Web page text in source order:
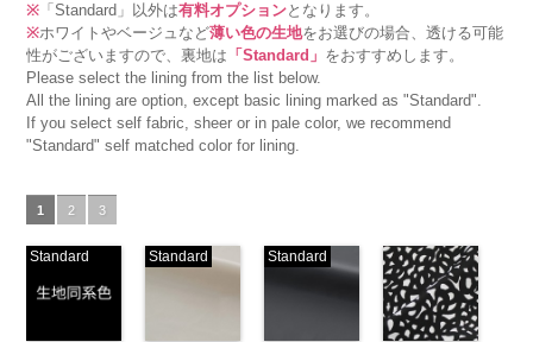
※ 「Standard」以外は有料オプションとなります。
※ホワイトやベージュなど薄い色の生地をお選びの場合、透ける可能
性がございますので、裏地は 「Standard」 をおすすめします。
Please select the lining from the list below.
All the lining are option, except basic lining marked as "Standard".
If you select self fabric, sheer or in pale color, we recommend
"Standard" self matched color for lining.
1 2 3
Standard Standard Standard